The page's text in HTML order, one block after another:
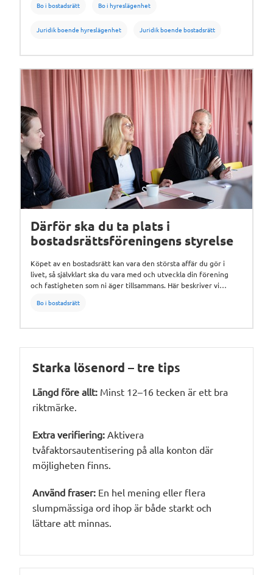
ersättning.
Bo i bostadsrätt Bo i hyreslägenhet
Juridik boende hyreslägenhet Juridik boende bostadsrätt
Därför ska du ta plats i
bostadsrättsföreningens styrelse
Köpet av en bostadsrätt kan vara den största affär du gör i
livet, så självklart ska du vara med och utveckla din förening
och fastigheten som ni äger tillsammans. Här beskriver vi
Bo i bostadsrätt
Starka lösenord – tre tips
Längd före allt: Minst 12–16 tecken är ett bra
riktmärke.
Extra verifiering: Aktivera
tvåfaktorsautentisering på alla konton där
möjligheten finns.
Använd fraser: En hel mening eller flera
slumpmässiga ord ihop är både starkt och
lättare att minnas.